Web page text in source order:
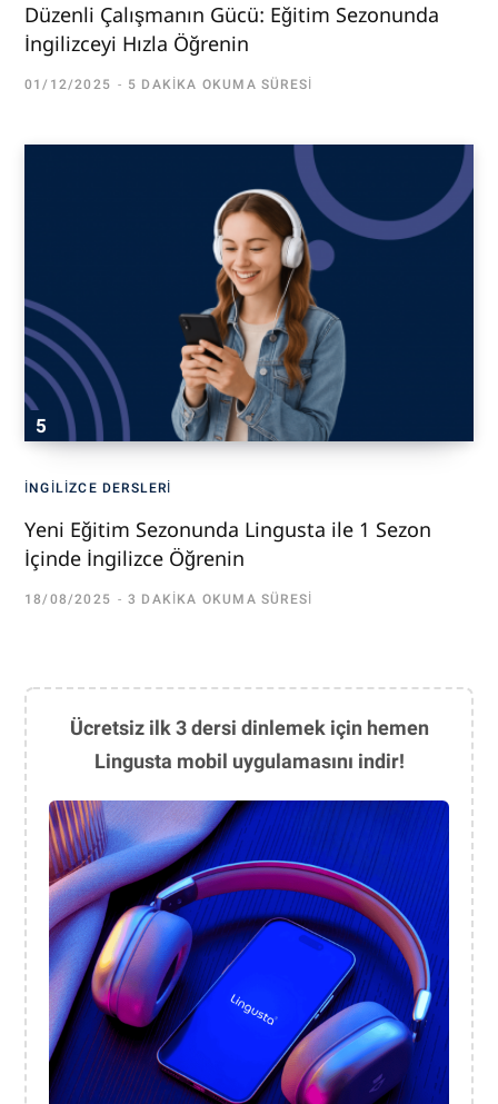
Düzenli Çalışmanın Gücü: Eğitim Sezonunda
İngilizceyi Hızla Öğrenin
01/12/2025 5 DAKIKA OKUMA SÜRESI
İNGILIZCE DERSLERI
Yeni Eğitim Sezonunda Lingusta ile 1 Sezon
İçinde İngilizce Öğrenin
18/08/2025 3 DAKIKA OKUMA SÜRESI
Ücretsiz ilk 3 dersi dinlemek için hemen
Lingusta mobil uygulamasını indir!